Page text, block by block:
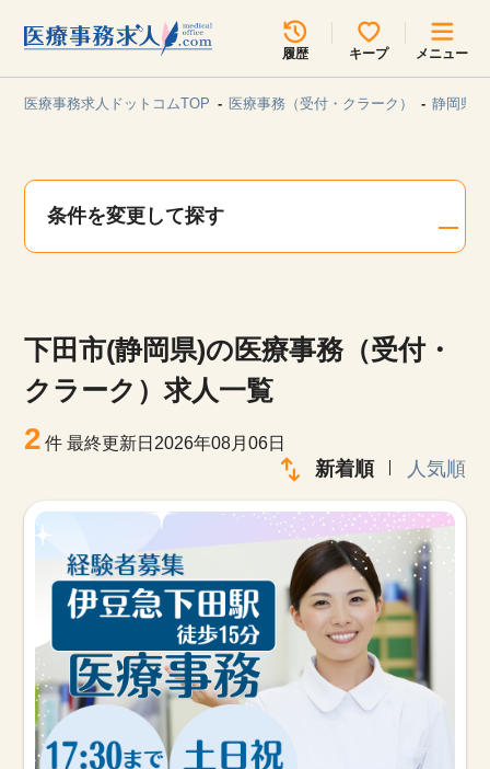
履歴 キープ メニュー
見学会・イベント情報
お知らせ
医療事務求人ドットコムとは
サイトの使い方
就職サポート
人材をお探しの医療機関・企業様
医療事務求人ドットコムTOP 医療事務（受付・クラーク） 静岡県/
条件を変更して探す
下田市(静岡県)の医療事務（受付・
クラーク）求人一覧
2 件最終更新日2026年08月06日
新着順 人気順
所在地のエリアを選択してください
各支店担当よりご連絡させていただきます。
関東
甲信越・北陸 中国・四国
九州・沖縄